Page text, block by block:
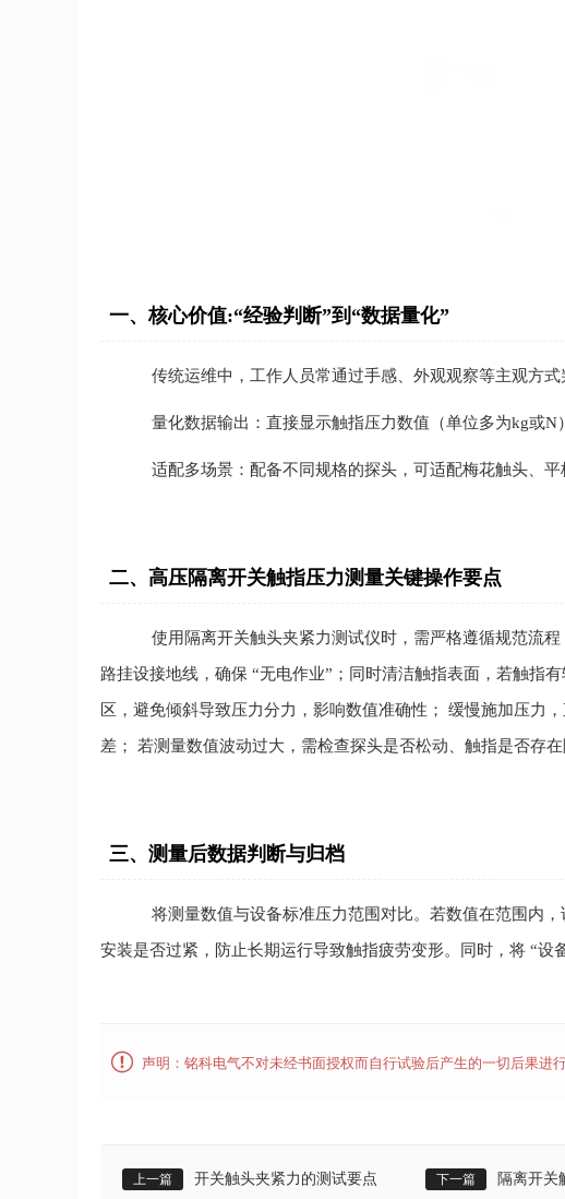
一、核心价值:“经验判断”到“数据量化”
传统运维中，工作人员常通过手感、外观观察等主观方
量化数据输出：直接显示触指压力数值（单位多为kg或
适配多场景：配备不同规格的探头，可适配梅花触头、
二、高压隔离开关触指压力测量关键操作要点
使用隔离开关触头夹紧力测试仪时，需严格遵循规范流
路挂设接地线，确保 “无电作业”；同时清洁触指表面，若触指
区，避免倾斜导致压力分力，影响数值准确性； 缓慢施加压力
差； 若测量数值波动过大，需检查探头是否松动、触指是否存
三、测量后数据判断与归档
将测量数值与设备标准压力范围对比。若数值在范围内
安装是否过紧，防止长期运行导致触指疲劳变形。同时，将 “设
 声明：铭科电气不对未经书面授权而自行试验后产生的一切后果进
上一篇 开关触头夹紧力的测试要点 下一篇 隔离开关